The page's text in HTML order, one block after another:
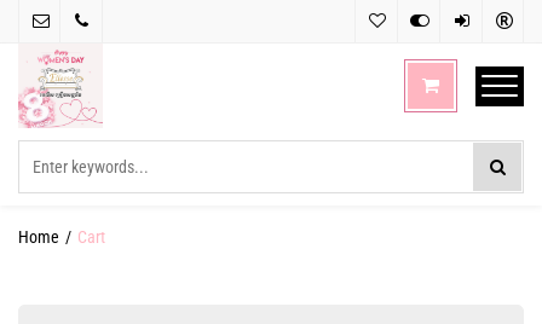
Email:
ellessefurniture@gmail.com
Hotline:
(+855)
93
766
654
up
CART
Home Cart